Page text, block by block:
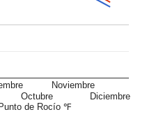
de Rocío ℉
Octubre
Noviembre
Diciembre